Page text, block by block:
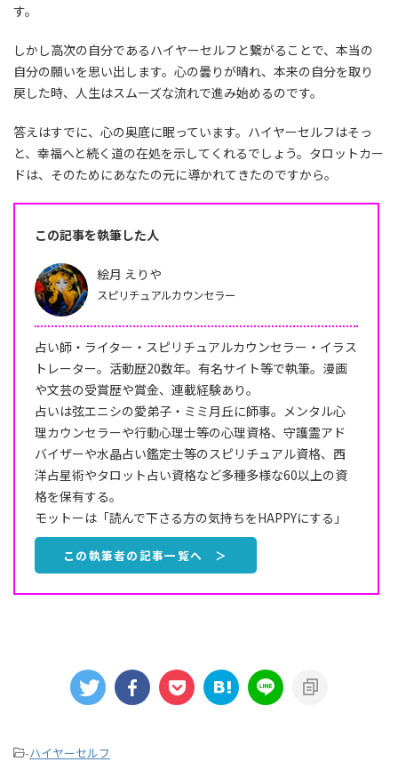
す。
しかし高次の自分であるハイヤーセルフと繋がることで、本当の
自分の願いを思い出します。心の曇りが晴れ、本来の自分を取り
戻した時、人生はスムーズな流れで進み始めるのです。
答えはすでに、心の奥底に眠っています。ハイヤーセルフはそっ
と、幸福へと続く道の在処を示してくれるでしょう。タロットカー
ドは、そのためにあなたの元に導かれてきたのですから。
この記事を執筆した人
絵月 えりや
スピリチュアルカウンセラー
占い師・ライター・スピリチュアルカウンセラー・イラス
トレーター。活動歴20数年。有名サイト等で執筆。漫画
や文芸の受賞歴や賞金、連載経験あり。
占いは弦エニシの愛弟子・ミミ月丘に師事。メンタル心
理カウンセラーや行動心理士等の心理資格、守護霊アド
バイザーや水晶占い鑑定士等のスピリチュアル資格、西
洋占星術やタロット占い資格など多種多様な60以上の資
格を保有する。
モットーは「読んで下さる方の気持ちをHAPPYにする」
この執筆者の記事一覧へ ＞
-ハイヤーセルフ